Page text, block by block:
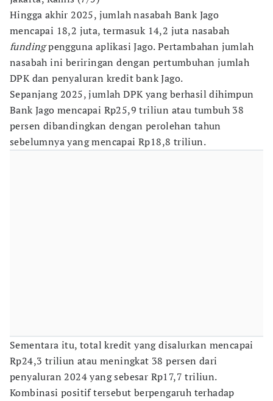
Hingga akhir 2025, jumlah nasabah Bank Jago
mencapai 18,2 juta, termasuk 14,2 juta nasabah
fundingpengguna aplikasi Jago. Pertambahan jumlah
nasabah ini beriringan dengan pertumbuhan jumlah
DPK dan penyaluran kredit bank Jago.
Sepanjang 2025, jumlah DPK yang berhasil dihimpun
Bank Jago mencapai Rp25,9 triliun atau tumbuh 38
persen dibandingkan dengan perolehan tahun
sebelumnya yang mencapai Rp18,8 triliun.
Sementara itu, total kredit yang disalurkan mencapai
Rp24,3 triliun atau meningkat 38 persen dari
penyaluran 2024 yang sebesar Rp17,7 triliun.
Kombinasi positif tersebut berpengaruh terhadap